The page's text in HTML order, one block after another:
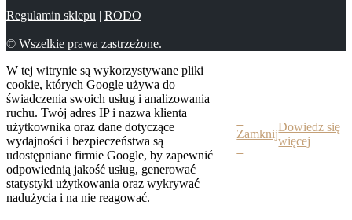
Regulamin sklepu | RODO
© Wszelkie prawa zastrzeżone.
W tej witrynie są wykorzystywane pliki
cookie, których Google używa do
świadczenia swoich usług i analizowania
ruchu. Twój adres IP i nazwa klienta
użytkownika oraz dane dotyczące
wydajności i bezpieczeństwa są
udostępniane firmie Google, by zapewnić
odpowiednią jakość usług, generować
statystyki użytkowania oraz wykrywać
nadużycia i na nie reagować.
Zamknij
Dowiedz się
więcej